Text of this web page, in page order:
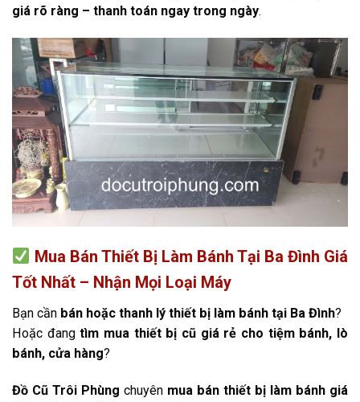
giá rõ ràng – thanh toán ngay trong ngày.
Mua Bán Thiết Bị Làm Bánh Tại Ba Đình Giá
Tốt Nhất – Nhận Mọi Loại Máy
Bạn cần bán hoặc thanh lý thiết bị làm bánh tại Ba Đình?
Hoặc đangtìm mua thiết bị cũ giá rẻ cho tiệm bánh, lò
bánh, cửa hàng?
Đồ Cũ Trôi Phùng chuyên mua bán thiết bị làm bánh giá